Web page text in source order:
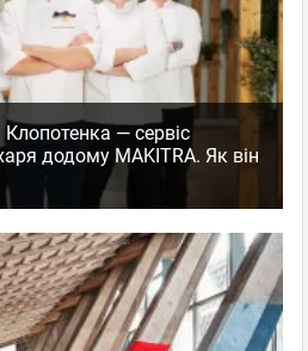
— сервіс
додому MAKITRA. Як він